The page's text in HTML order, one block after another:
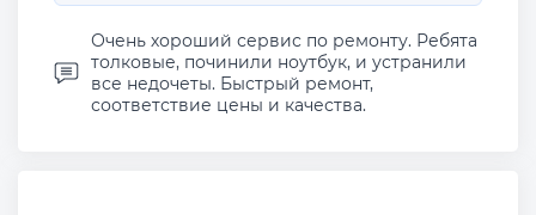
Очень хороший сервис по ремонту. Ребята
толковые, починили ноутбук, и устранили
все недочеты. Быстрый ремонт,
соответствие цены и качества.